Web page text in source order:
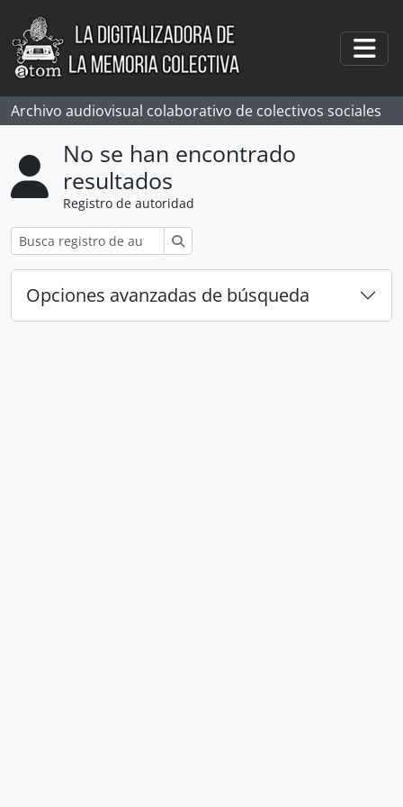
Skip to main content
Archivo audiovisual colaborativo de colectivos sociales
No se han encontrado
resultados
Registro de autoridad
Opciones avanzadas de búsqueda